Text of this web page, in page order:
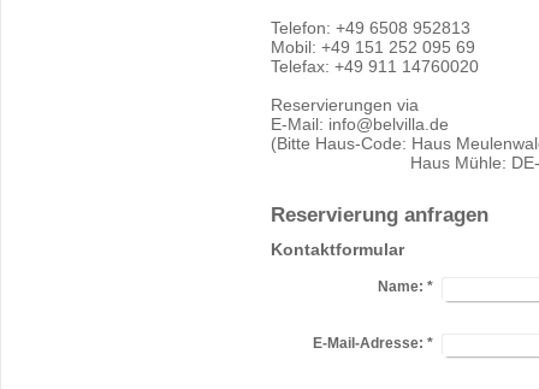
Telefon: +49 6508 952813
Mobil: +49 151 252 095 69
Telefax: +49 911 14760020
Reservierungen via
E-Mail: info@belvilla.de
(Bitte Haus-Code: Haus
Haus Mühle: DE-
Reservierung anfragen
Kontaktformular
Name: *
E-Mail-Adresse: *